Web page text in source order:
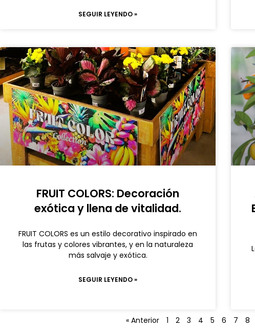
SEGUIR LEYENDO »
FRUIT COLORS: Decoración
exótica y llena de vitalidad.
FRUIT COLORS es un estilo decorativo inspirado en
las frutas y colores vibrantes, y en la naturaleza
más salvaje y exótica.
SEGUIR LEYENDO »
« Anterior 1 2 3 4 5 6 7 8